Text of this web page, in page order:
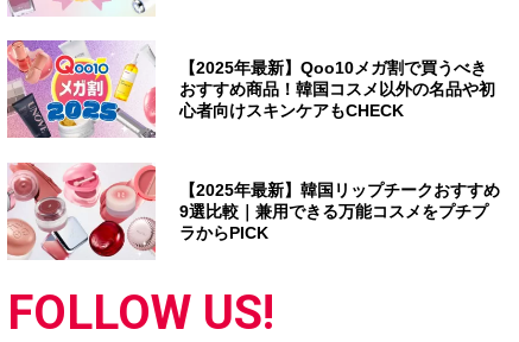
【2025年最新】Qoo10メガ割で買うべき
おすすめ商品！韓国コスメ以外の名品や初
心者向けスキンケアもCHECK
【2025年最新】韓国リップチークおすすめ
9選比較｜兼用できる万能コスメをプチプ
ラからPICK
FOLLOW US!